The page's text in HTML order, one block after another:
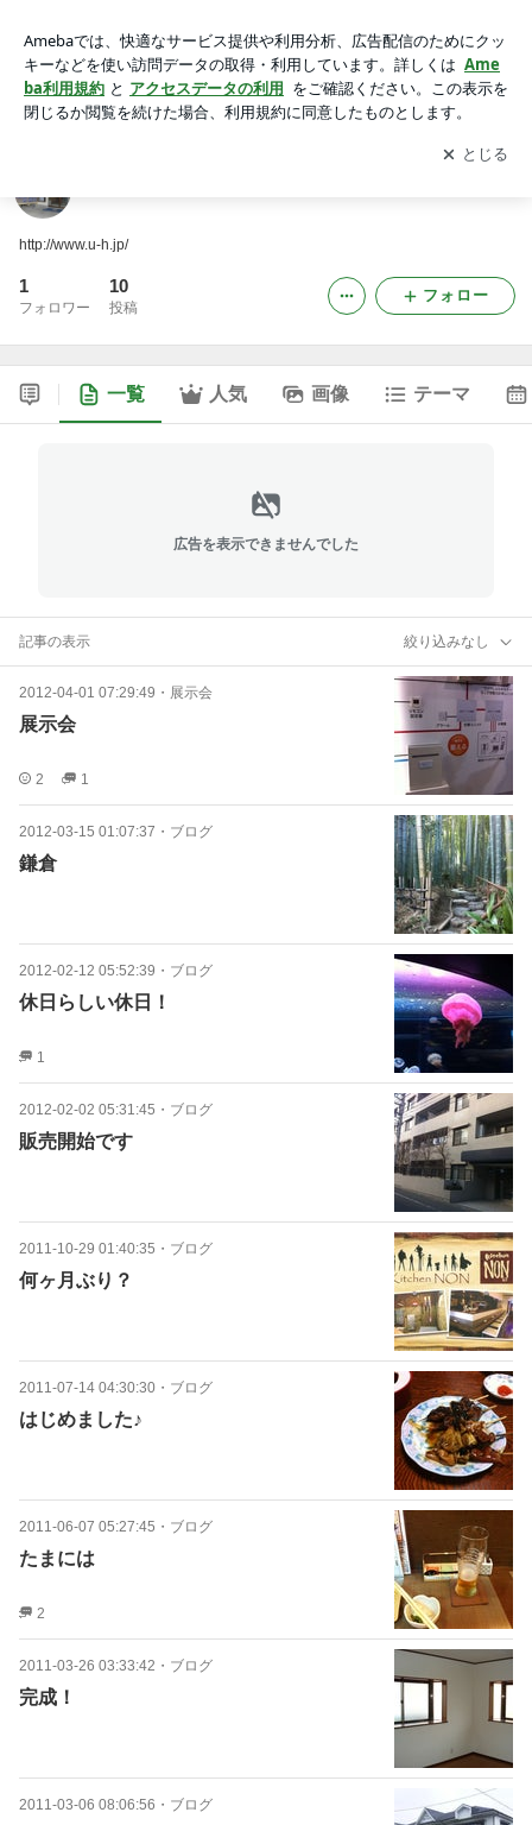
アプリをダウンロードして ブログの更新通知
を受け取りまし
ょう。
開く
http://www.u-h.jp/
1
フォロワー
10
投稿
フォロー
一覧 人気 画像 テーマ
広告を表示できませんでした
記事の表示 絞り込みなし
2012-04-01 07:29:49 ・ 展示会
展示会
2 1
2012-03-15 01:07:37 ・ ブログ
鎌倉
2012-02-12 05:52:39 ・ ブログ
休日らしい休日！
1
2012-02-02 05:31:45 ・ ブログ
販売開始です
2011-10-29 01:40:35 ・ ブログ
何ヶ月ぶり？
2011-07-14 04:30:30 ・ ブログ
はじめました♪
2011-06-07 05:27:45 ・ ブログ
たまには
2
2011-03-26 03:33:42 ・ ブログ
完成！
2011-03-06 08:06:56 ・ ブログ